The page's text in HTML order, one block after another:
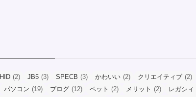
HID (2) JB5 (3) SPECB (3) かわいい (2) クリエイティブ (2)
パソコン (19) ブログ (12) ペット (2) メリット (2) レガシィ